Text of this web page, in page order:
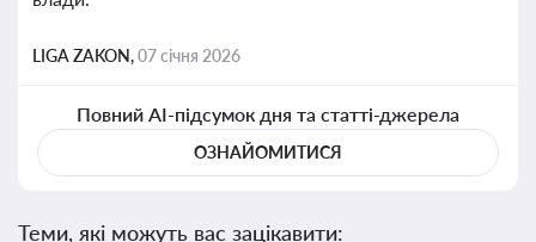
LIGA ZAKON,07 січня 2026
Повний AI-підсумок дня та статті-джерела
ОЗНАЙОМИТИСЯ
Теми, які можуть вас зацікавити: